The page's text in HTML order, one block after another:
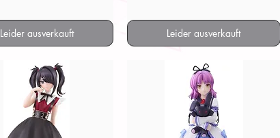
Leider ausverkauft Leider ausverkauft